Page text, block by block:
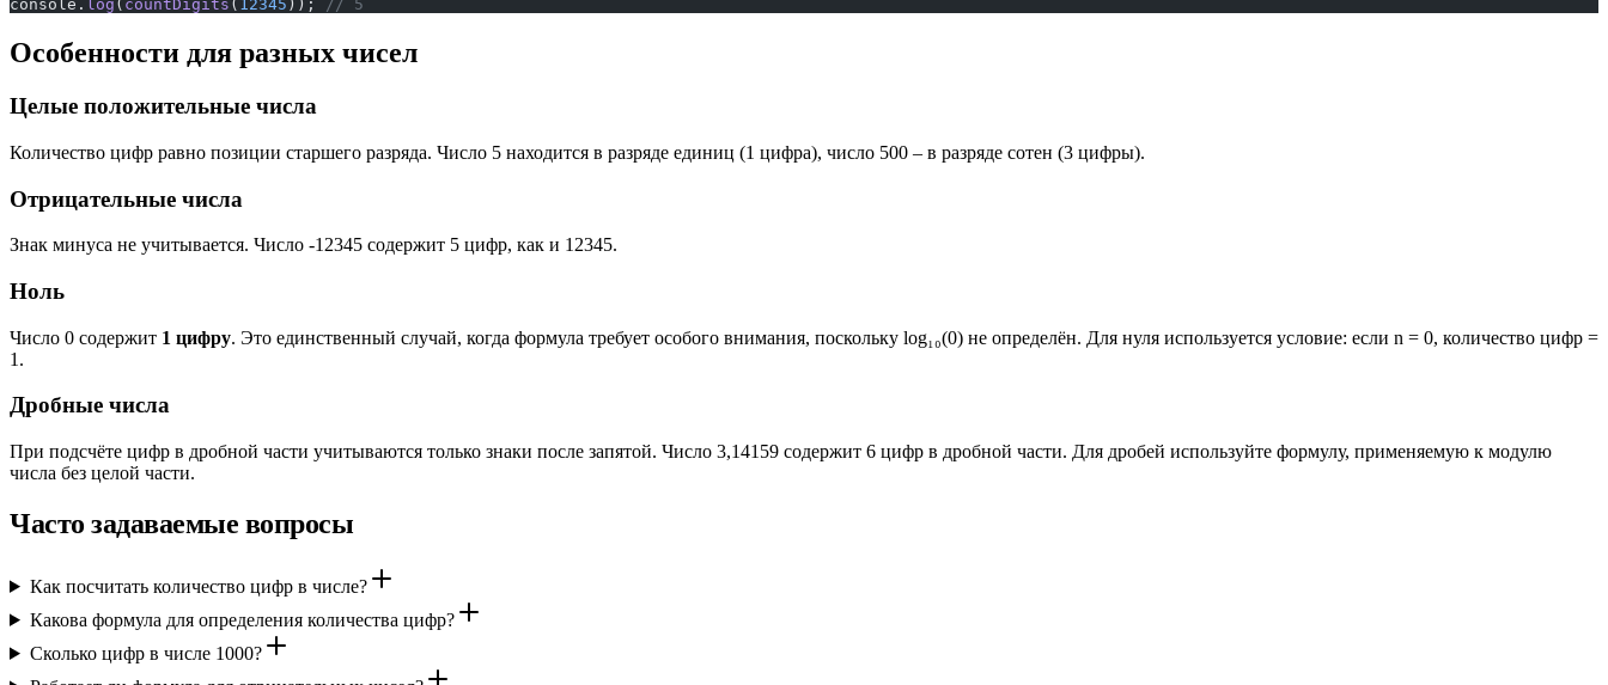
console. log ( countDigits ( 12345 )); // 5
Особенности для разных чисел
Целые положительные числа
Количество цифр равно позиции старшего разряда. Число 5 находится в разряде единиц (1 цифра), число 500 – в разряде сотен (3 цифры).
Отрицательные числа
Знак минуса не учитывается. Число -12345 содержит 5 цифр, как и 12345.
Ноль
Число 0 содержит 1 цифру. Это единственный случай, когда формула требует особого внимания, поскольку log₁₀(0) не определён. Для нуля используется условие: если n = 0, количество цифр =
1.
Дробные числа
При подсчёте цифр в дробной части учитываются только знаки после запятой. Число 3,14159 содержит 6 цифр в дробной части. Для дробей используйте формулу, применяемую к модулю
числа без целой части.
Часто задаваемые вопросы
Как посчитать количество цифр в числе?
Какова формула для определения количества цифр?
Сколько цифр в числе 1000?